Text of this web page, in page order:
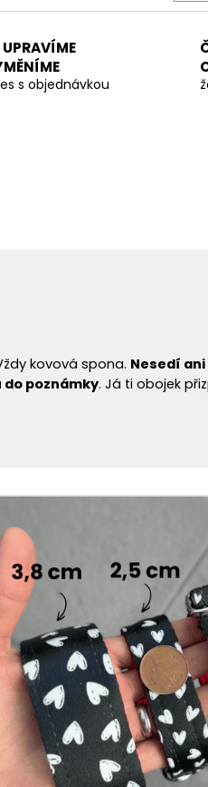
UPRAVÍME
s objednávkou
kovová spona. Nesedí
do poznámky. Já ti obojek